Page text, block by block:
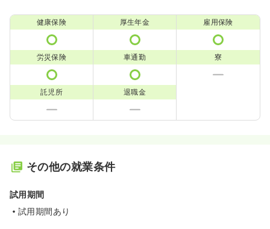
健康保険 厚生年金 雇用保険
労災保険 車通勤 寮
託児所 退職金
その他の就業条件
試用期間
試用期間あり